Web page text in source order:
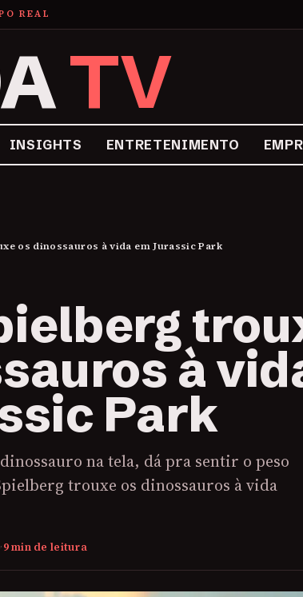
REAL
TV
INSIGHTS ENTRETENIMENTO
os dinossauros à vida em Jurassic Park
à
Park
na tela, dá pra sentir o peso
trouxe os dinossauros à vida
·9 min de leitura